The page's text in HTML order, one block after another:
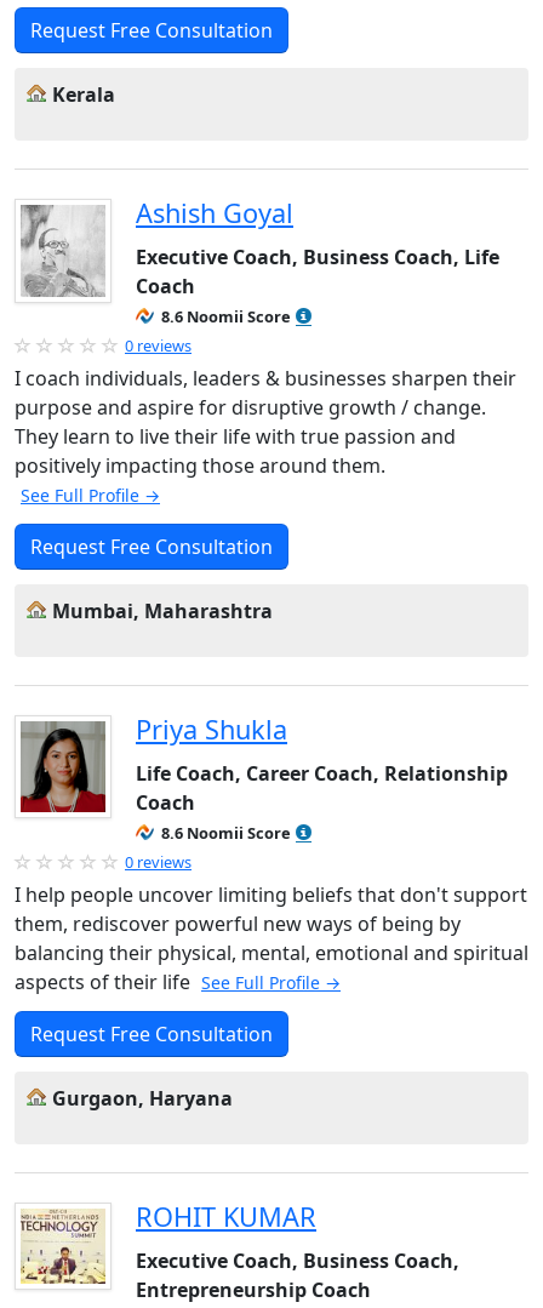
Request Free Consultation
Kerala
Ashish Goyal
Executive Coach, Business Coach, Life
Coach
8.6 Noomii Score
0 reviews
I coach individuals, leaders & businesses sharpen their
purpose and aspire for disruptive growth / change.
They learn to live their life with true passion and
positively impacting those around them.
See Full Profile →
Request Free Consultation
Mumbai, Maharashtra
Priya Shukla
Life Coach, Career Coach, Relationship
Coach
8.6 Noomii Score
0 reviews
I help people uncover limiting beliefs that don't support
them, rediscover powerful new ways of being by
balancing their physical, mental, emotional and spiritual
aspects of their life See Full Profile →
Request Free Consultation
Gurgaon, Haryana
ROHIT KUMAR
Executive Coach, Business Coach,
Entrepreneurship Coach